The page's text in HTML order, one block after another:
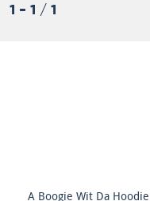
1 - 1 / 1
A Boogie Wit Da Hoodie